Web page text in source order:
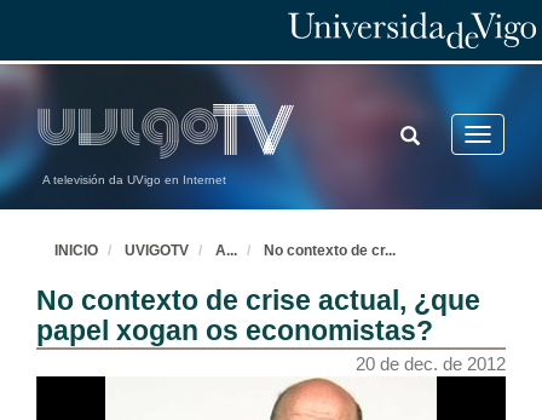
A televisión da UVigo en Internet
Toggle
TOGGLE
SEARCH
INICIO UVIGOTV A... No contexto de cr...
No contexto de crise actual, ¿que
papel xogan os economistas?
20 de dec. de 2012